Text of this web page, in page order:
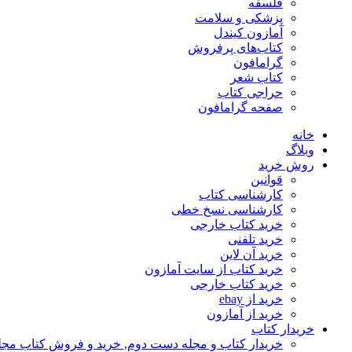
فلسفه
پزشکی و سلامت
آمازون کیندل
کتاب‌های پرفروش
گرامافون
کتاب شعر
حراجی کتاب
صفحه گرامافون
خانه
وبلاگ
روش خرید
قوانین
کارشناسی کتاب
کارشناسی نسخ خطی
خرید کتاب خارجی
خرید تلفنی
خرید آن لاین
خرید کتاب از سایت آمازون
خرید کتاب خارجی
خرید از ebay
خرید از آمازون
خریدار کتاب
خریدار کتاب و مجله دست دوم, خرید و فروش کتاب